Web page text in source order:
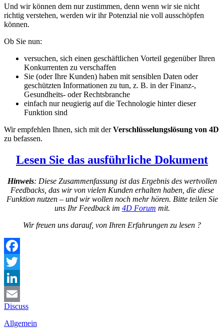
Und wir können dem nur zustimmen, denn wenn wir sie nicht
richtig verstehen, werden wir ihr Potenzial nie voll ausschöpfen
können.
Ob Sie nun:
versuchen, sich einen geschäftlichen Vorteil gegenüber Ihren
Konkurrenten zu verschaffen
Sie (oder Ihre Kunden) haben mit sensiblen Daten oder
geschützten Informationen zu tun, z. B. in der Finanz-,
Gesundheits- oder Rechtsbranche
einfach nur neugierig auf die Technologie hinter dieser
Funktion sind
Wir empfehlen Ihnen, sich mit derVerschlüsselungslösung von 4D
zu befassen.
Lesen Sie das ausführliche Dokument
Hinweis: Diese Zusammenfassung ist das Ergebnis des wertvollen
Feedbacks, das wir von vielen Kunden erhalten haben, die diese
Funktion nutzen – und wir wollen noch mehr hören. Bitte teilen Sie
uns Ihr Feedback im 4D Forum mit.
Wir freuen uns darauf, von Ihren Erfahrungen zu lesen ?
Facebook
Twitter
LinkedIn
Email
Discuss
Allgemein